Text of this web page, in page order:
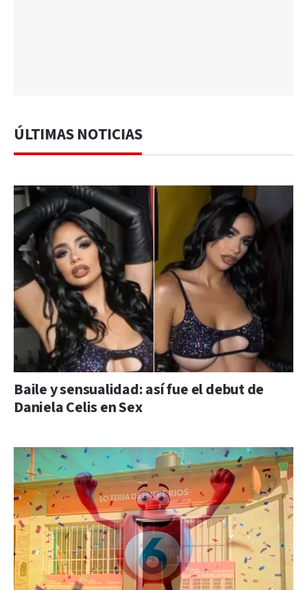
ÚLTIMAS NOTICIAS
Baile y sensualidad: así fue el debut de
Daniela Celis en Sex